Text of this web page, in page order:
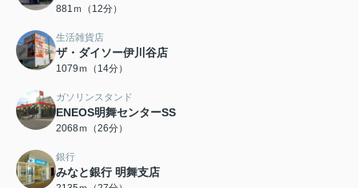
881ｍ（12分）
生活雑貨店
ザ・ダイソー伊川谷店
1079ｍ（14分）
ガソリンスタンド
ENEOS明舞センターSS
2068ｍ（26分）
銀行
みなと銀行 明舞支店